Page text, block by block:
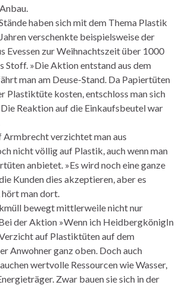
haben sich mit dem Thema Plastik
verschenkte beispielsweise der
Evessen zur Weihnachtszeit über 1000
Stoff. »Die Aktion entstand aus dem
man am Deuse-Stand. Da Papiertüten
Plastiktüte kosten, entschloss man sich
Reaktion auf die Einkaufsbeutel war
Armbrecht verzichtet man aus
nicht völlig auf Plastik, auch wenn man
anbietet. »Es wird noch eine ganze
Kunden dies akzeptieren, aber es
hört man dort.
bewegt mittlerweile nicht nur
der Aktion »Wenn ich HeidbergkönigIn
auf Plastiktüten auf dem
Anwohner ganz oben. Doch auch
wertvolle Ressourcen wie Wasser,
Zwar bauen sie sich in der